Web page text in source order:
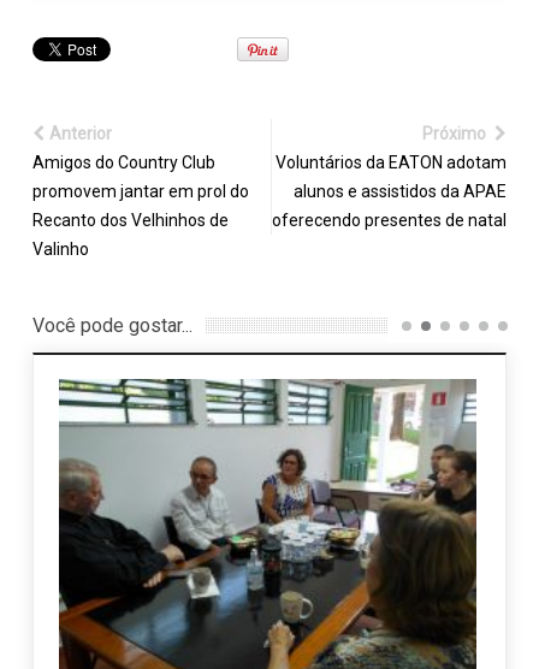
Anterior
Amigos do Country Club
promovem jantar em prol do
Recanto dos Velhinhos de
Valinho
Próximo
Voluntários da EATON adotam
alunos e assistidos da APAE
oferecendo presentes de natal
Você pode gostar...